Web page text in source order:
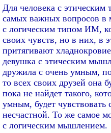
Для человека с
самых важных вопросов в
с логическим типом ИМ,
своих чувств, но в них, в
притягивают
девушка с этическим
дружила с очень умным,
то всех своих друзей она
пока не найдет такого,
умным, будет чувствовать
несчастной. То же самое
с логическим мышлением.